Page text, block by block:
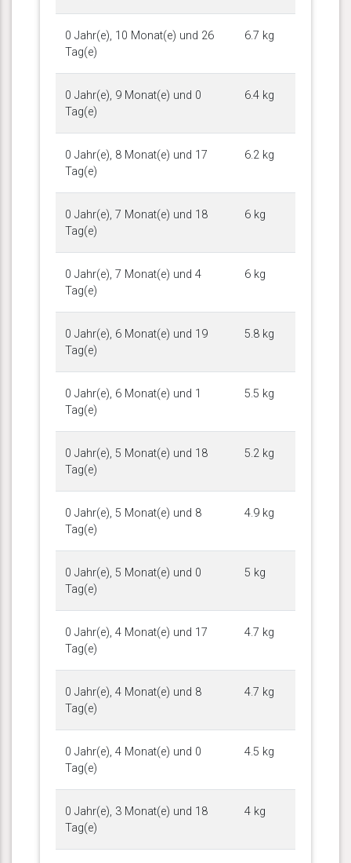
0 Jahr(e), 10 Monat(e) und 26
Tag(e)
6.7 kg
0 Jahr(e), 9 Monat(e) und 0
Tag(e)
6.4 kg
0 Jahr(e), 8 Monat(e) und 17
Tag(e)
6.2 kg
0 Jahr(e), 7 Monat(e) und 18
Tag(e)
6 kg
0 Jahr(e), 7 Monat(e) und 4
Tag(e)
6 kg
0 Jahr(e), 6 Monat(e) und 19
Tag(e)
5.8 kg
0 Jahr(e), 6 Monat(e) und 1
Tag(e)
5.5 kg
0 Jahr(e), 5 Monat(e) und 18
Tag(e)
5.2 kg
0 Jahr(e), 5 Monat(e) und 8
Tag(e)
4.9 kg
0 Jahr(e), 5 Monat(e) und 0
Tag(e)
5 kg
0 Jahr(e), 4 Monat(e) und 17
Tag(e)
4.7 kg
0 Jahr(e), 4 Monat(e) und 8
Tag(e)
4.7 kg
0 Jahr(e), 4 Monat(e) und 0
Tag(e)
4.5 kg
0 Jahr(e), 3 Monat(e) und 18
Tag(e)
4 kg